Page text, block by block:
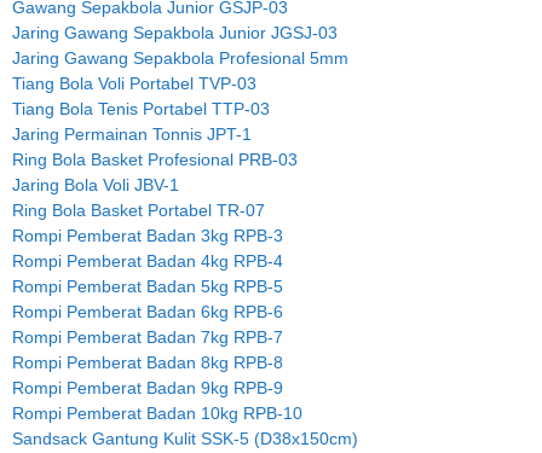
Gawang Sepakbola Junior GSJP-03
Jaring Gawang Sepakbola Junior JGSJ-03
Jaring Gawang Sepakbola Profesional 5mm
Tiang Bola Voli Portabel TVP-03
Tiang Bola Tenis Portabel TTP-03
Jaring Permainan Tonnis JPT-1
Ring Bola Basket Profesional PRB-03
Jaring Bola Voli JBV-1
Ring Bola Basket Portabel TR-07
Rompi Pemberat Badan 3kg RPB-3
Rompi Pemberat Badan 4kg RPB-4
Rompi Pemberat Badan 5kg RPB-5
Rompi Pemberat Badan 6kg RPB-6
Rompi Pemberat Badan 7kg RPB-7
Rompi Pemberat Badan 8kg RPB-8
Rompi Pemberat Badan 9kg RPB-9
Rompi Pemberat Badan 10kg RPB-10
Sandsack Gantung Kulit SSK-5 (D38x150cm)